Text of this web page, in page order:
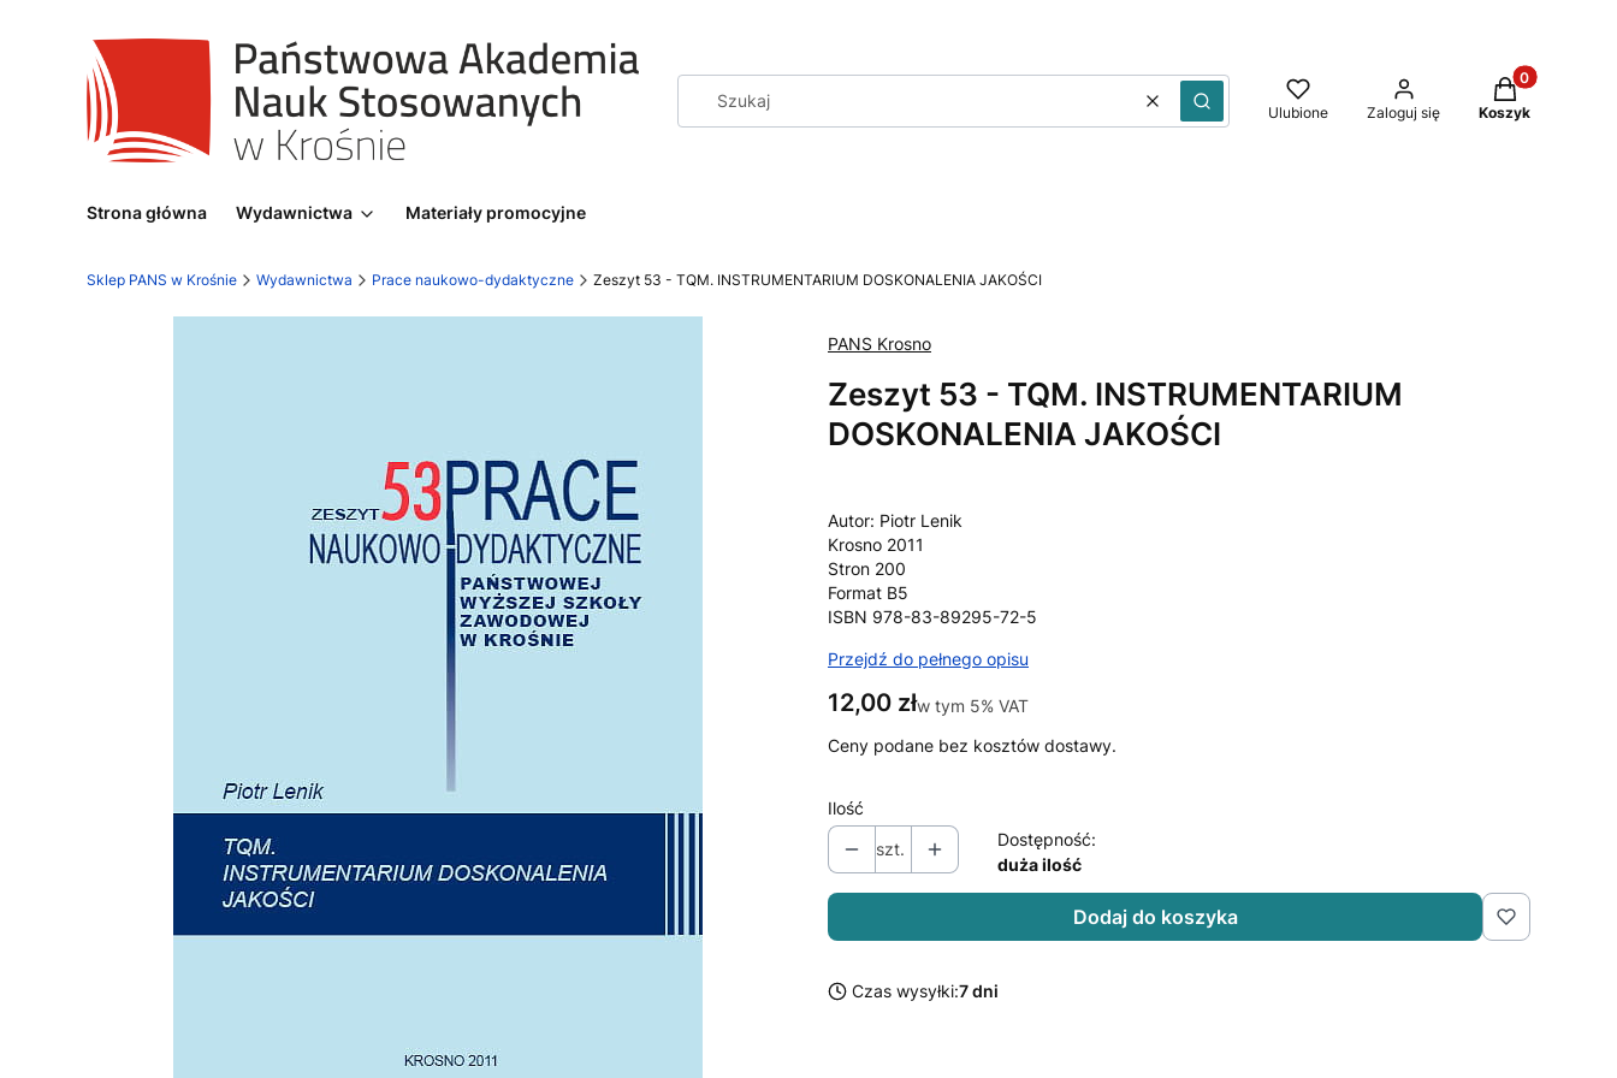
WyczyśćSzukaj Ulubione Zaloguj się
Produkty w
Koszyk
Strona główna Wydawnictwa Materiały promocyjne
Sklep PANS w Krośnie Wydawnictwa Prace naukowo-dydaktyczne Zeszyt 53 - TQM. INSTRUMENTARIUM DOSKONALENIA JAKOŚCI
PANS Krosno
Zeszyt 53 - TQM. INSTRUMENTARIUM
DOSKONALENIA JAKOŚCI
Autor: Piotr Lenik
Krosno 2011
Stron 200
Format B5
ISBN 978-83-89295-72-5
Przejdź do pełnego opisu
Cena
12,00 złw tym 5% VAT
w tym 5% VAT
Ceny podane bez kosztów dostawy.
Ilość
szt.
Dostępność:
duża ilość
Dodaj do koszyka
Czas wysyłki:7 dni